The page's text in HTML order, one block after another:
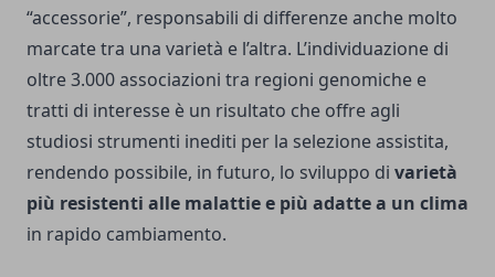
“accessorie”, responsabili di differenze anche molto
marcate tra una varietà e l’altra. L’individuazione di
oltre 3.000 associazioni tra regioni genomiche e
tratti di interesse è un risultato che offre agli
studiosi strumenti inediti per la selezione assistita,
rendendo possibile, in futuro, lo sviluppo di varietà
più resistenti alle malattie e più adatte a un clima
in rapido cambiamento.